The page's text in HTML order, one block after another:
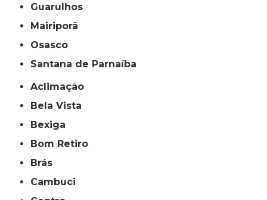
Guarulhos
Mairiporã
Osasco
Santana de Parnaíba
Aclimação
Bela Vista
Bexiga
Bom Retiro
Brás
Cambuci